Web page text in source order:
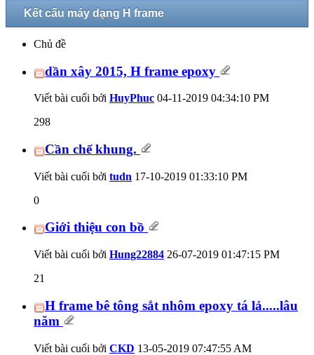
Kết cấu máy dạng H frame
Chủ đề
dần xây 2015, H frame epoxy
Viết bài cuối bởi HuyPhuc 04-11-2019 04:34:10 PM
298
Cần chế khung.
Viết bài cuối bởi tudn 17-10-2019 01:33:10 PM
0
Giới thiệu con bồ
Viết bài cuối bởi Hung22884 26-07-2019 01:47:15 PM
21
H frame bê tông sắt nhôm epoxy tá lả.....lâu
năm
Viết bài cuối bởi CKD 13-05-2019 07:47:55 AM